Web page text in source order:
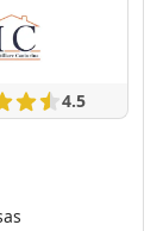
4.5